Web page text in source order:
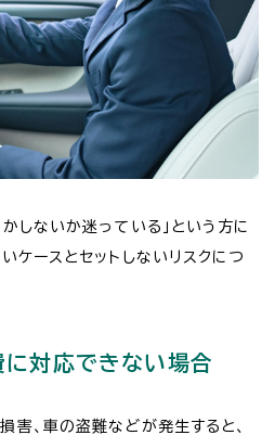
しないか迷っている」という方に
ケースとセットしないリスクにつ
に対応できない場合
害、車の盗難などが発生すると、